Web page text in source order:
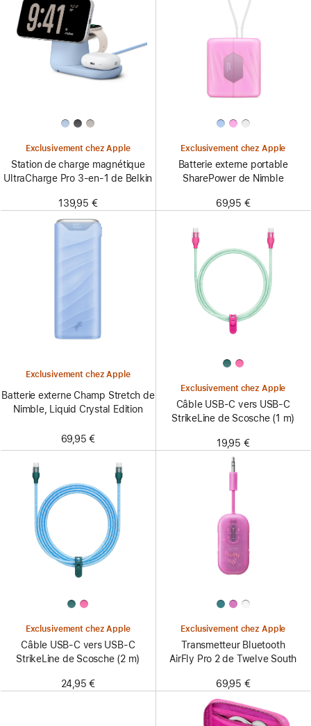
Exclusivement chez Apple
Station de charge magnétique
UltraCharge Pro 3-en-1 de Belkin
139,95 €
Exclusivement chez Apple
Batterie externe portable
SharePower de Nimble
69,95 €
Exclusivement chez Apple
Batterie externe Champ Stretch de
Nimble, Liquid Crystal Edition
69,95 €
Exclusivement chez Apple
Câble USB-C vers USB-C
StrikeLine de Scosche (1 m)
19,95 €
Exclusivement chez Apple
Câble USB-C vers USB-C
StrikeLine de Scosche (2 m)
24,95 €
Exclusivement chez Apple
Transmetteur Bluetooth
AirFly Pro 2 de Twelve South
69,95 €